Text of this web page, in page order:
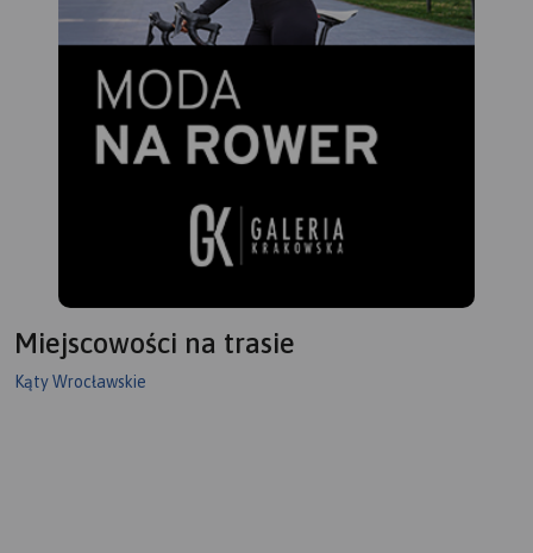
Miejscowości na trasie
Kąty Wrocławskie